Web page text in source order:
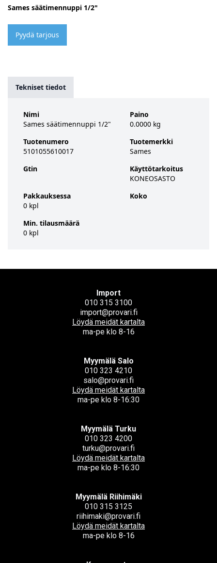
Sames säätimennuppi 1/2"
Pyydä tarjous
Tekniset tiedot
Nimi
Sames säätimennuppi 1/2"
Tuotenumero
5101055610017
Gtin
Pakkauksessa
0 kpl
Min. tilausmäärä
0 kpl
Paino
0.0000 kg
Tuotemerkki
Sames
Käyttötarkoitus
KONEOSASTO
Koko
Import
010 315 3100
import@provari.fi
Löydä meidät kartalta
ma-pe klo 8-16
Myymälä Salo
010 323 4210
salo@provari.fi
Löydä meidät kartalta
ma-pe klo 8-16:30
Myymälä Turku
010 323 4200
turku@provari.fi
Löydä meidät kartalta
ma-pe klo 8-16:30
Myymälä Riihimäki
010 315 3125
riihimaki@provari.fi
Löydä meidät kartalta
ma-pe klo 8-16